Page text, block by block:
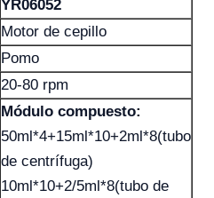
YR06052
Motor de cepillo
Pomo
20-80 rpm
Módulo compuesto:
50ml*4+15ml*10+2ml*8(tubo
de centrífuga)
10ml*10+2/5ml*8(tubo de